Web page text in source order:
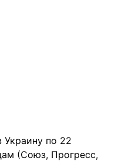
Украину по 22
(Союз, Прогресс,